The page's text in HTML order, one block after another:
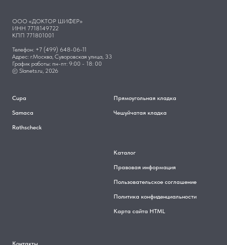
ООО «ДОКТОР ШИФЕР»
ИНН 7718149722
КПП 771801001
Телефон: +7 (499) 648-06-11
Адрес: г.Москва, Суворовская улица, 33
График работы: пн-пт: 9:00 - 18: 00
© Slanets.ru, 2026
Cupa
Samaca
Rathscheck
Прямоугольная кладка
Чешуйчатая кладка
Каталог
Правовая информация
Пользовательское соглашение
Политика конфиденциальности
Карта сайта HTML
Контакты